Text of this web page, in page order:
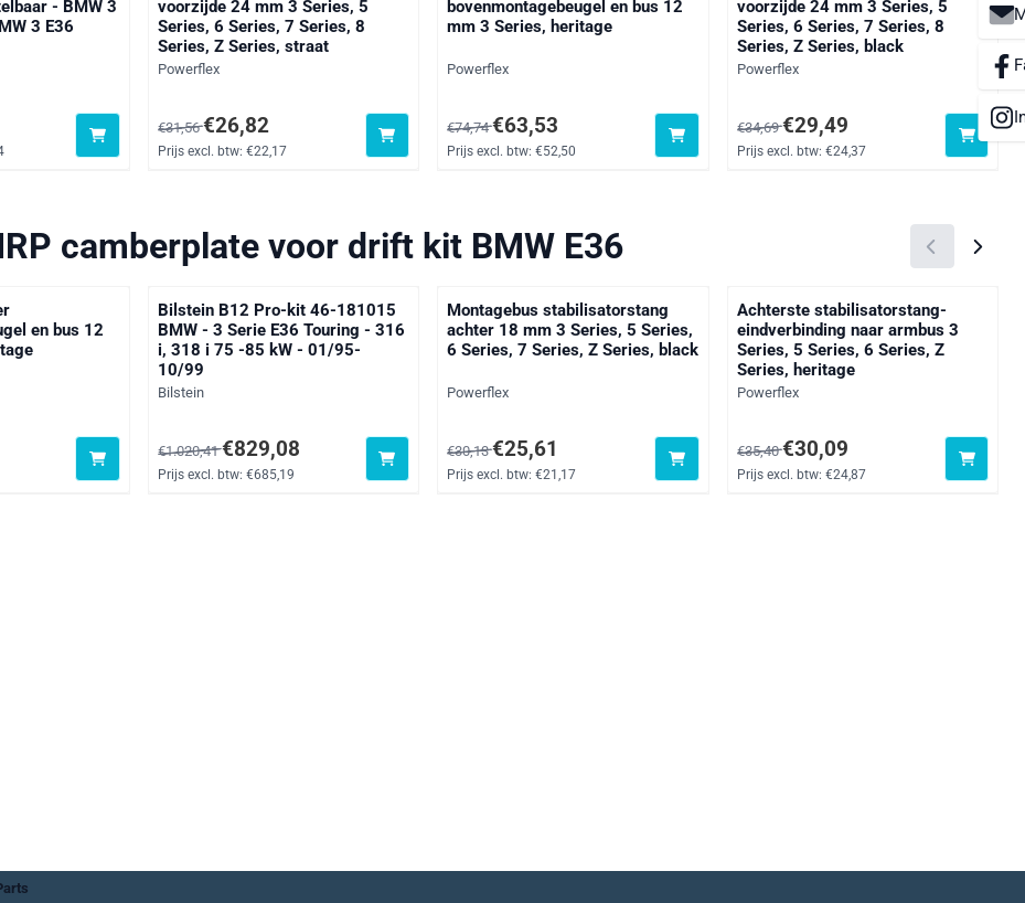
- BMW 3
3 E36
btw: 239,64
voorzijde 24 mm 3 Series, 5
Series, 6 Series, 7 Series, 8
Series, Z Series, straat
Merk:
Powerflex
Van 31,56 voor 26,82, exclusief btw: 22,17
€31,56€26,82
Prijs excl. btw: €22,17
bovenmontagebeugel en bus 12
mm 3 Series, heritage
Merk:
Powerflex
Van 74,74 voor 63,53, exclusief btw: 52,50
€74,74€63,53
Prijs excl. btw: €52,50
voorzijde 24 mm 3 Series, 5
Series, 6 Series, 7 Series, 8
Series, Z Series, black
Merk:
Powerflex
Van 34,69 voor 29,49, exclusief btw:
€34,69€29,49
Prijs excl. btw: €24,37
camberplate voor drift kit BMW E36
en bus 12
exclusief btw: 52,50
Bilstein B12 Pro-kit 46-181015
BMW - 3 Serie E36 Touring - 316
i, 318 i 75 -85 kW - 01/95-
10/99
Merk:
Bilstein
Van 1 020,41 voor 829,08, exclusief btw: 685,19
€1.020,41€829,08
Prijs excl. btw: €685,19
Montagebus stabilisatorstang
achter 18 mm 3 Series, 5 Series,
6 Series, 7 Series, Z Series, black
Merk:
Powerflex
Van 30,13 voor 25,61, exclusief btw: 21,17
€30,13€25,61
Prijs excl. btw: €21,17
Achterste stabilisatorstang-
eindverbinding naar armbus 3
Series, 5 Series, 6 Series, Z
Series, heritage
Merk:
Powerflex
Van 35,40 voor 30,09, exclusief btw:
€35,40€30,09
Prijs excl. btw: €24,87